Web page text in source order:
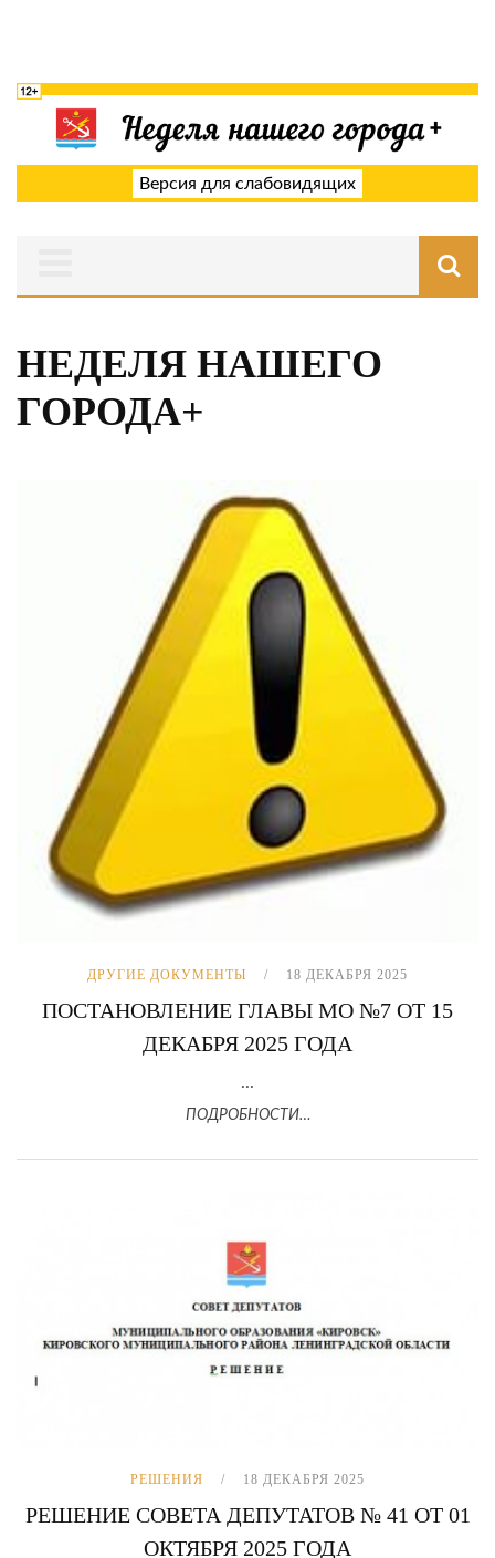
Версия для слабовидящих
НЕДЕЛЯ НАШЕГО
ГОРОДА+
ДРУГИЕ ДОКУМЕНТЫ 18 ДЕКАБРЯ 2025
ПОСТАНОВЛЕНИЕ ГЛАВЫ МО №7 ОТ 15
ДЕКАБРЯ 2025 ГОДА
...
ПОДРОБНОСТИ…
РЕШЕНИЯ 18 ДЕКАБРЯ 2025
РЕШЕНИЕ СОВЕТА ДЕПУТАТОВ № 41 ОТ 01
ОКТЯБРЯ 2025 ГОДА